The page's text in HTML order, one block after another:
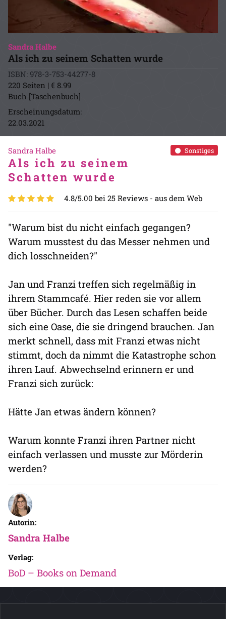
Sandra Halbe
Als ich zu seinem Schatten wurde
ISBN: 978-3-753-44277-8
220 Seiten | € 8.99
Buch [Taschenbuch]
Erscheinungsdatum:
22.03.2021
Sonstiges
Sandra Halbe
Als ich zu seinem
Schatten wurde
4.8/5.00 bei 25 Reviews - aus dem Web
"Warum bist du nicht einfach gegangen?
Warum musstest du das Messer nehmen und
dich losschneiden?"
Jan und Franzi treffen sich regelmäßig in
ihrem Stammcafé. Hier reden sie vor allem
über Bücher. Durch das Lesen schaffen beide
sich eine Oase, die sie dringend brauchen. Jan
merkt schnell, dass mit Franzi etwas nicht
stimmt, doch da nimmt die Katastrophe schon
ihren Lauf. Abwechselnd erinnern er und
Franzi sich zurück:
Hätte Jan etwas ändern können?
Warum konnte Franzi ihren Partner nicht
einfach verlassen und musste zur Mörderin
werden?
Autorin:
Sandra Halbe
Verlag:
BoD – Books on Demand